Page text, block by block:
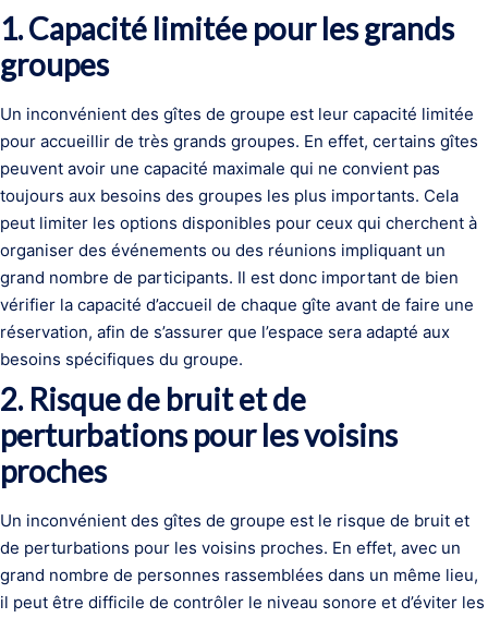
1. Capacité limitée pour les grands
groupes
Un inconvénient des gîtes de groupe est leur capacité limitée
pour accueillir de très grands groupes. En effet, certains gîtes
peuvent avoir une capacité maximale qui ne convient pas
toujours aux besoins des groupes les plus importants. Cela
peut limiter les options disponibles pour ceux qui cherchent à
organiser des événements ou des réunions impliquant un
grand nombre de participants. Il est donc important de bien
vérifier la capacité d’accueil de chaque gîte avant de faire une
réservation, afin de s’assurer que l’espace sera adapté aux
besoins spécifiques du groupe.
2. Risque de bruit et de
perturbations pour les voisins
proches
Un inconvénient des gîtes de groupe est le risque de bruit et
de perturbations pour les voisins proches. En effet, avec un
grand nombre de personnes rassemblées dans un même lieu,
il peut être difficile de contrôler le niveau sonore et d’éviter les